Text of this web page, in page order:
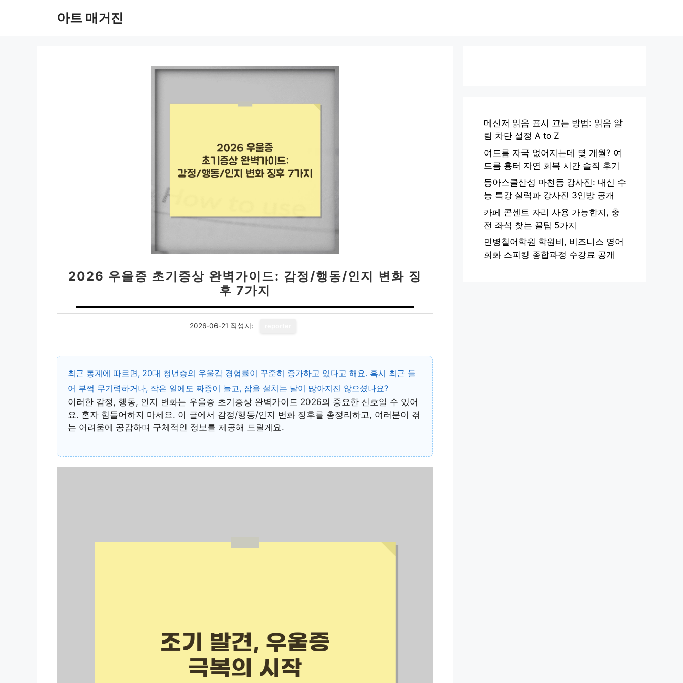
아트 매거진
2026 우울증 초기증상 완벽가이드: 감정/행동/인지 변화 징
후 7가지
2026-06-21 작성자:
최근 통계에 따르면, 20대 청년층의 우울감 경험률이 꾸준히 증가하고 있다고 해요. 혹시 최근 들
어 부쩍 무기력하거나, 작은 일에도 짜증이 늘고, 잠을 설치는 날이 많아지진 않으셨나요?
이러한 감정, 행동, 인지 변화는 우울증 초기증상 완벽가이드 2026의 중요한 신호일 수 있어
요. 혼자 힘들어하지 마세요. 이 글에서 감정/행동/인지 변화 징후를 총정리하고, 여러분이 겪
는 어려움에 공감하며 구체적인 정보를 제공해 드릴게요.
메신저 읽음 표시 끄는 방법: 읽음 알
림 차단 설정 A to Z
여드름 자국 없어지는데 몇 개월? 여
드름 흉터 자연 회복 시간 솔직 후기
동아스쿨산성 마천동 강사진: 내신 수
능 특강 실력파 강사진 3인방 공개
카페 콘센트 자리 사용 가능한지, 충
전 좌석 찾는 꿀팁 5가지
민병철어학원 학원비, 비즈니스 영어
회화 스피킹 종합과정 수강료 공개